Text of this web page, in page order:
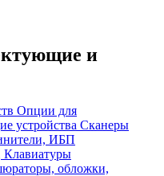
и
Опции для
устройства Сканеры
ИБП
обложки,